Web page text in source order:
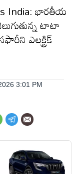
India: భారతీయ
టాటా
ఎలక్ట్రిక్
3:01 PM